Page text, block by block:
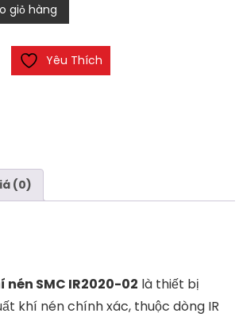
giỏ hàng
Yêu Thích
(0)
nén SMC IR2020-02 là thiết bị
khí nén chính xác, thuộc dòng IR